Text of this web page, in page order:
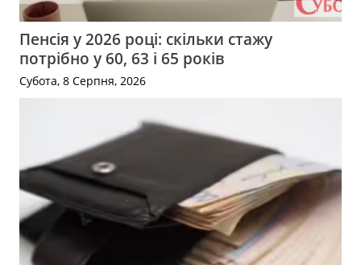
Пенсія у 2026 році: скільки стажу
потрібно у 60, 63 і 65 років
Субота, 8 Серпня, 2026